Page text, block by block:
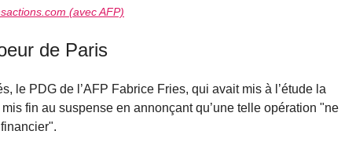
(avec AFP)
de Paris
le PDG de l’AFP Fabrice Fries, qui avait mis à l’étude la
fin au suspense en annonçant qu’une telle opération "ne